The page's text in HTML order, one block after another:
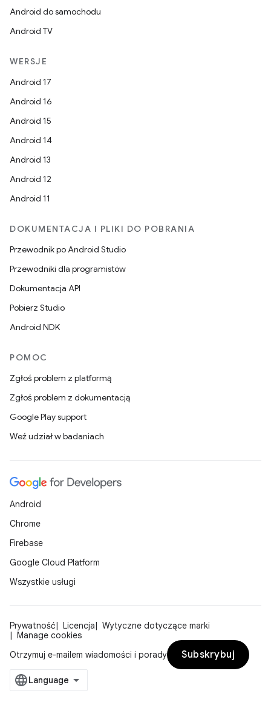
Android do samochodu
Android TV
WERSJE
Android 17
Android 16
Android 15
Android 14
Android 13
Android 12
Android 11
DOKUMENTACJA I PLIKI DO POBRANIA
Przewodnik po Android Studio
Przewodniki dla programistów
Dokumentacja API
Pobierz Studio
Android NDK
POMOC
Zgłoś problem z platformą
Zgłoś problem z dokumentacją
Google Play support
Weź udział w badaniach
Android
Chrome
Firebase
Google Cloud Platform
Wszystkie usługi
Prywatność Licencja
Wytyczne dotyczące marki
Manage cookies
Otrzymuj e-mailem wiadomości i porady
Subskrybuj